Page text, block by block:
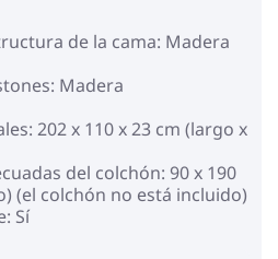
de la cama: Madera
Madera
202 x 110 x 23 cm (largo x
del colchón: 90 x 190
(el colchón no está incluido)
Sí